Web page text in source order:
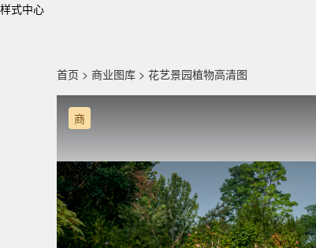
样式中心
首页 > 商业图库 > 花艺景园植物高清图
商